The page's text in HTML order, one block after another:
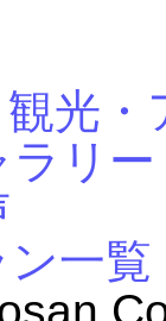
光・
ラリー
一覧